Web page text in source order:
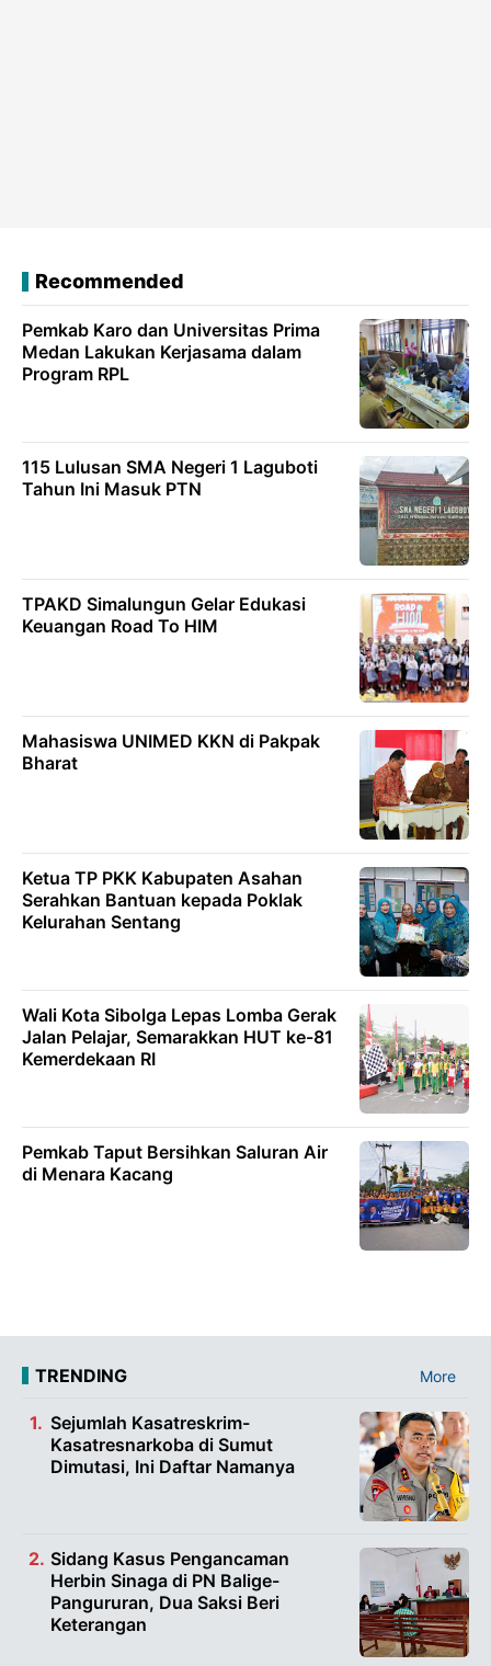
Recommended
Pemkab Karo dan Universitas Prima
Medan Lakukan Kerjasama dalam
Program RPL
115 Lulusan SMA Negeri 1 Laguboti
Tahun Ini Masuk PTN
TPAKD Simalungun Gelar Edukasi
Keuangan Road To HIM
Mahasiswa UNIMED KKN di Pakpak
Bharat
Ketua TP PKK Kabupaten Asahan
Serahkan Bantuan kepada Poklak
Kelurahan Sentang
Wali Kota Sibolga Lepas Lomba Gerak
Jalan Pelajar, Semarakkan HUT ke-81
Kemerdekaan RI
Pemkab Taput Bersihkan Saluran Air
di Menara Kacang
TRENDING More
Sejumlah Kasatreskrim-
Kasatresnarkoba di Sumut
Dimutasi, Ini Daftar Namanya
Sidang Kasus Pengancaman
Herbin Sinaga di PN Balige-
Pangururan, Dua Saksi Beri
Keterangan